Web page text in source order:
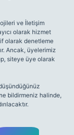
ve İletişim
olarak hizmet
olarak denetleme
Ancak, üyelerimiz
siteye üye olarak
bildirmeniz halinde,